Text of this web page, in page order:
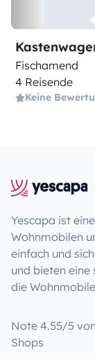
Fischamend
4 Reisende
Keine
Yescapa ist
Wohnmobilen
einfach und
und bieten eine
die
Note 4.55/5
Shops